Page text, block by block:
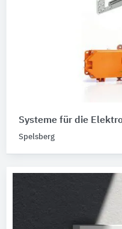
Systeme für die
Spelsberg